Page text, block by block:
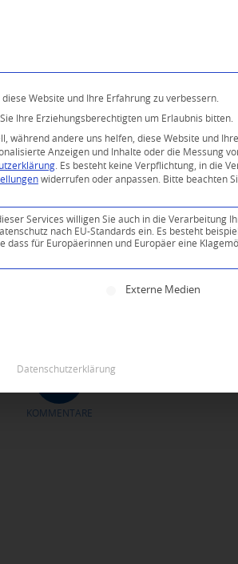
KOMMENTARE
Website und Ihre Erfahrung zu verbessern.
Ihre Erziehungsberechtigten um Erlaubnis bitten.
während andere uns helfen, diese Website und
Anzeigen und Inhalte oder die Messung
Es besteht keine Verpflichtung, in die
widerrufen oder anpassen.
Bitte beachten
Services willigen Sie auch in die Verarbeitung
nach EU-Standards ein. Es besteht
für Europäerinnen und Europäer eine
werden kann. Die erste
Externe Medien
Datenschutzerklärung